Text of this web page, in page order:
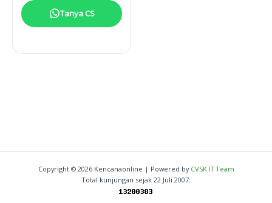
Tanya CS
Copyright © 2026 Kencanaonline | Powered by CVSK IT Team
Total kunjungan sejak 22 Juli 2007: